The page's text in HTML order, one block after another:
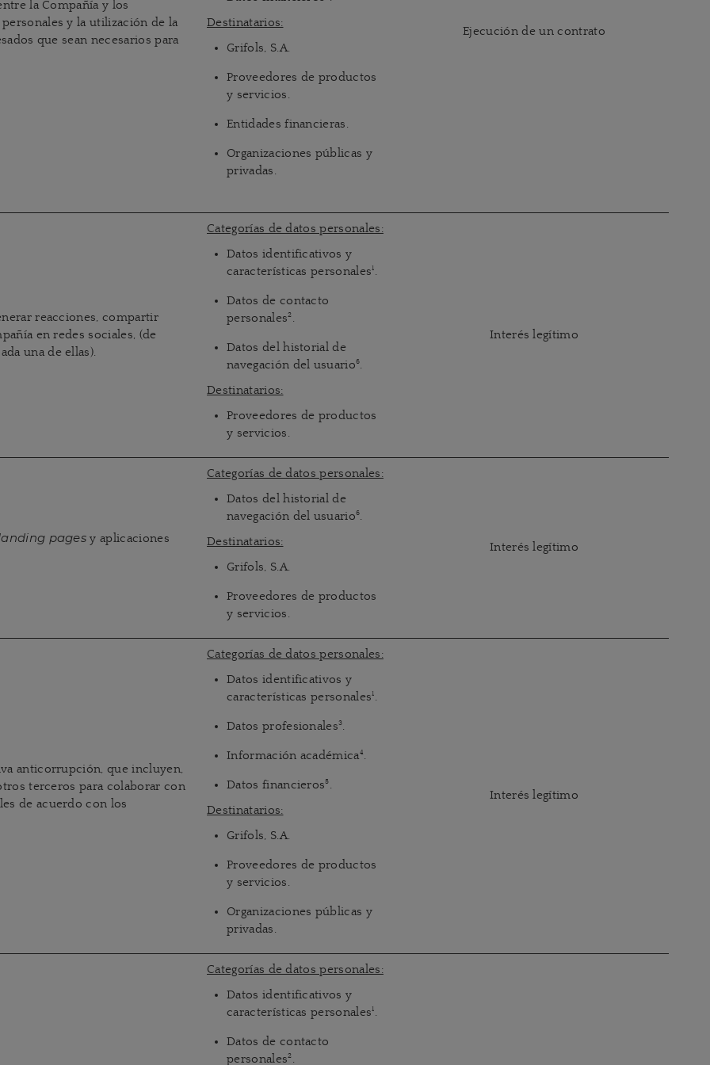
la Compañía y los
y la utilización de la
que sean necesarios para
Destinatarios:
Grifols, S.A.
Proveedores de productos
y servicios.
Entidades financieras.
Organizaciones públicas y
privadas.
Ejecución de un contrato
reacciones, compartir
en redes sociales, (de
una de ellas).
Categorías de datos personales:
Datos identificativos y
características personales1.
Datos de contacto
personales2.
Datos del historial de
navegación del usuario6.
Destinatarios:
Proveedores de productos
y servicios.
Interés legítimo
pages y aplicaciones
Categorías de datos personales:
Datos del historial de
navegación del usuario6.
Destinatarios:
Grifols, S.A.
Proveedores de productos
y servicios.
Interés legítimo
anticorrupción, que incluyen,
terceros para colaborar con
de acuerdo con los
Categorías de datos personales:
Datos identificativos y
características personales1.
Datos profesionales3.
Información académica4.
Datos financieros5.
Destinatarios:
Grifols, S.A.
Proveedores de productos
y servicios.
Organizaciones públicas y
privadas.
Interés legítimo
Categorías de datos personales:
Datos identificativos y
características personales1.
Datos de contacto
personales2.